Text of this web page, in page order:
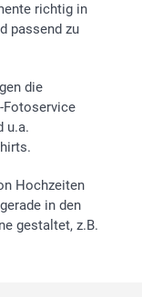
richtig in
passend zu
die
Fotoservice
u.a.
Hochzeiten
in den
gestaltet, z.B.